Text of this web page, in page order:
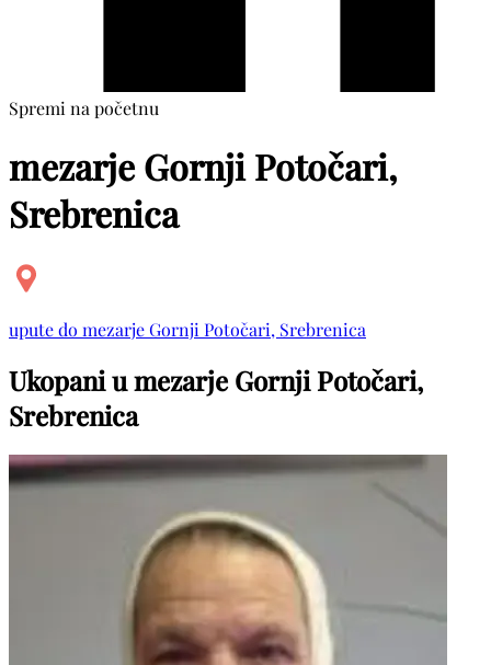
Spremi na početnu
mezarje Gornji Potočari,
Srebrenica
upute do mezarje Gornji Potočari, Srebrenica
Ukopani u mezarje Gornji Potočari,
Srebrenica